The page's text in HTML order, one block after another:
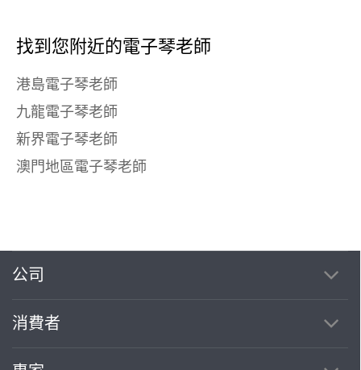
找到您附近的電子琴老師
港島電子琴老師
九龍電子琴老師
新界電子琴老師
澳門地區電子琴老師
公司
消費者